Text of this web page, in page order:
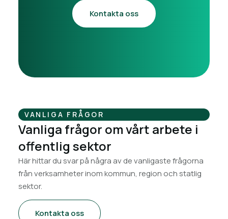
Kontakta oss
VANLIGA FRÅGOR
Vanliga frågor om vårt arbete i
offentlig sektor
Här hittar du svar på några av de vanligaste frågorna
från verksamheter inom kommun, region och statlig
sektor.
Kontakta oss